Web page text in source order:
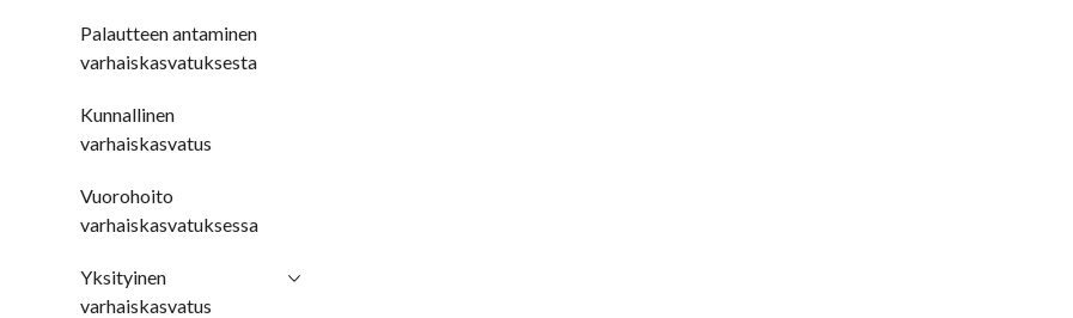
Palautteen antaminen
varhaiskasvatuksesta
Kunnallinen
varhaiskasvatus
Vuorohoito
varhaiskasvatuksessa
Yksityinen
varhaiskasvatus